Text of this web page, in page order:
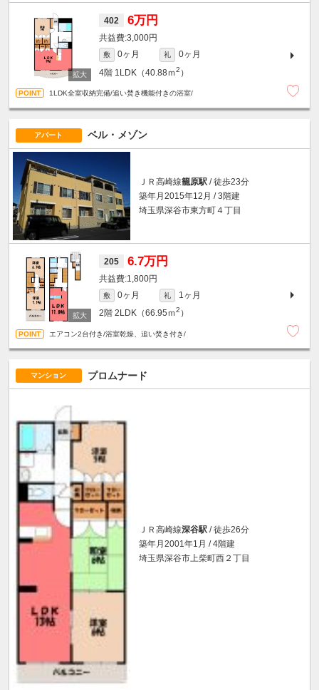
402 6万円
3,000円
敷 0ヶ月 礼
0ヶ月
4階 1LDK（40.88ｍ2 ）
1LDK全室収納完備/追い焚き機能付きの浴室/
アパート ベル・メゾン
ＪＲ高崎線籠原駅 / 徒歩23分
築年月2015年12月 / 3階建
埼玉県深谷市東方町４丁目
205 6.7万円
1,800円
敷 0ヶ月 礼
1ヶ月
2階 2LDK（66.95ｍ2 ）
エアコン2台付き/浴室乾燥、追い焚き付き/
マンション プロムナード
ＪＲ高崎線深谷駅 / 徒歩26分
築年月2001年1月 / 4階建
埼玉県深谷市上柴町西２丁目